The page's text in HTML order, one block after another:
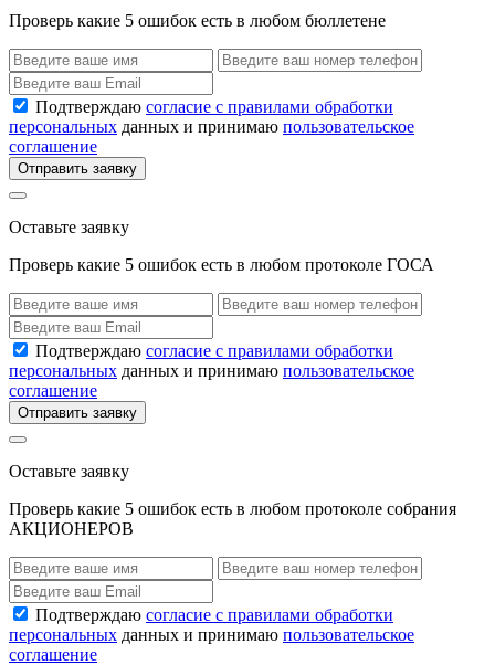
Проверь какие 5 ошибок есть в любом бюллетене
Подтверждаю согласие с правилами обработки
персональных данных и принимаю пользовательское
соглашение
Отправить заявку
Оставьте заявку
Проверь какие 5 ошибок есть в любом протоколе ГОСА
Подтверждаю согласие с правилами обработки
персональных данных и принимаю пользовательское
соглашение
Отправить заявку
Оставьте заявку
Проверь какие 5 ошибок есть в любом протоколе собрания
АКЦИОНЕРОВ
Подтверждаю согласие с правилами обработки
персональных данных и принимаю пользовательское
соглашение